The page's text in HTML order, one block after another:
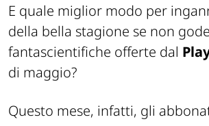
E quale miglior modo per
della bella stagione se non
fantascientifiche offerte dal
di maggio?
Questo mese, infatti, gli